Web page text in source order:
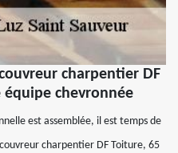
charpentier DF
équipe chevronnée
est assemblée, il est temps de
charpentier DF Toiture, 65